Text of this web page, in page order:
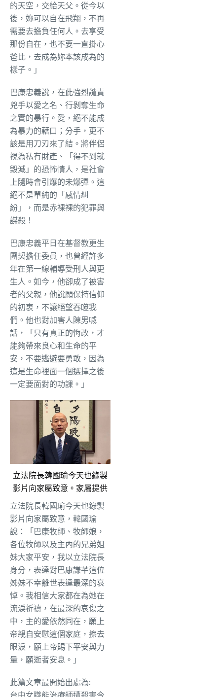
的天空，交給天父。從今以
後，妳可以自在飛翔，不再
需要去擔負任何人。去享受
那份自在，也不要一直掛心
爸比，去成為妳本該成為的
樣子。」
巴康忠義說，在此強烈譴責
兇手以愛之名、行剝奪生命
之實的暴行。愛，絕不能成
為暴力的藉口；分手，更不
該是用刀刃來了結。將伴侶
視為私有財產、「得不到就
毀滅」的恐怖情人，是社會
上隨時會引爆的未爆彈。這
絕不是單純的「感情糾
紛」，而是赤裸裸的犯罪與
謀殺！
巴康忠義平日在基督教更生
團契擔任委員，也曾經許多
年在第一線輔導受刑人與更
生人。如今，他卻成了被害
者的父親，他說願保持信仰
的初衷，不讓絕望吞噬我
們。他也對加害人陳男喊
話，「只有真正的悔改，才
能夠帶來良心和生命的平
安，不要逃避要勇敢，因為
這是生命裡面一個選擇之後
一定要面對的功課。」
立法院長韓國瑜今天也錄製
影片向家屬致意。家屬提供
立法院長韓國瑜今天也錄製
影片向家屬致意，韓國瑜
說：「巴康牧師、牧師娘，
各位牧師以及主內的兄弟姐
妹大家平安，我以立法院長
身分，表達對巴康謙芊這位
姊妹不幸離世表達最深的哀
悼。我相信大家都在為她在
流淚祈禱，在最深的哀傷之
中，主的愛依然同在，願上
帝親自安慰這個家庭，擦去
眼淚，願上帝賜下平安與力
量，願逝者安息。」
此篇文章最開始出處為: